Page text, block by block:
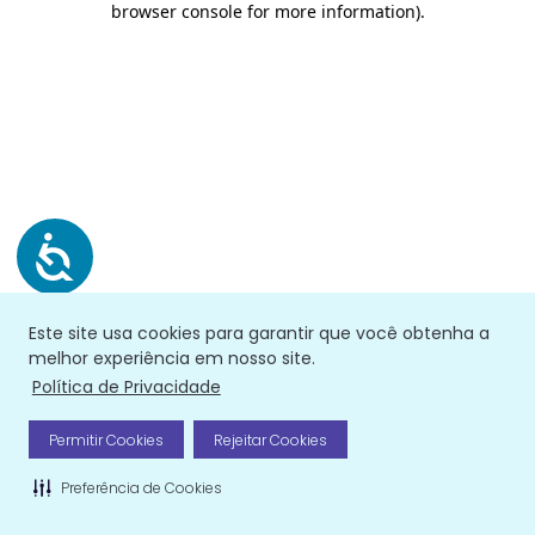
Este site usa cookies para garantir que você obtenha a
melhor experiência em nosso site.
Política de Privacidade
Permitir Cookies Rejeitar Cookies
Preferência de Cookies
browser console for more information).